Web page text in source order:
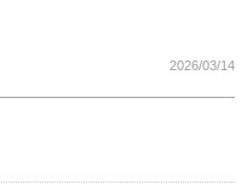
2026/03/14